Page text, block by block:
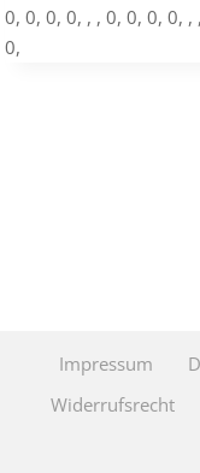
0, 0, 0, 0, , , 0, 0, 0, 0, , ,
0,
Impressum
Widerrufsrecht